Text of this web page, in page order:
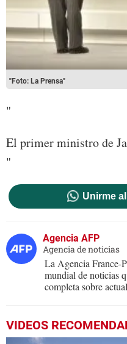
"Foto: La Prensa"
"
El primer ministro de
"
Unirme
Agencia AFP
Agencia de noticias
La Agencia France-
mundial de noticias
completa sobre
VIDEOS